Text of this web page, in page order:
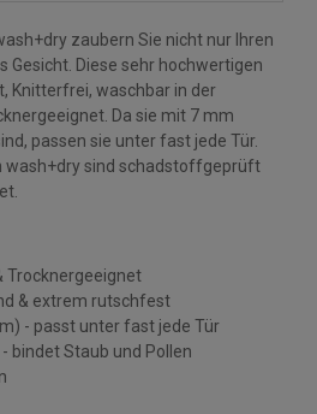
zaubern Sie nicht nur Ihren
Gesicht. Diese sehr hochwertigen
Knitterfrei, waschbar in der
Da sie mit 7 mm
passen sie unter fast jede Tür.
sind schadstoffgeprüft
Trocknergeeignet
& extrem rutschfest
- passt unter fast jede Tür
bindet Staub und Pollen